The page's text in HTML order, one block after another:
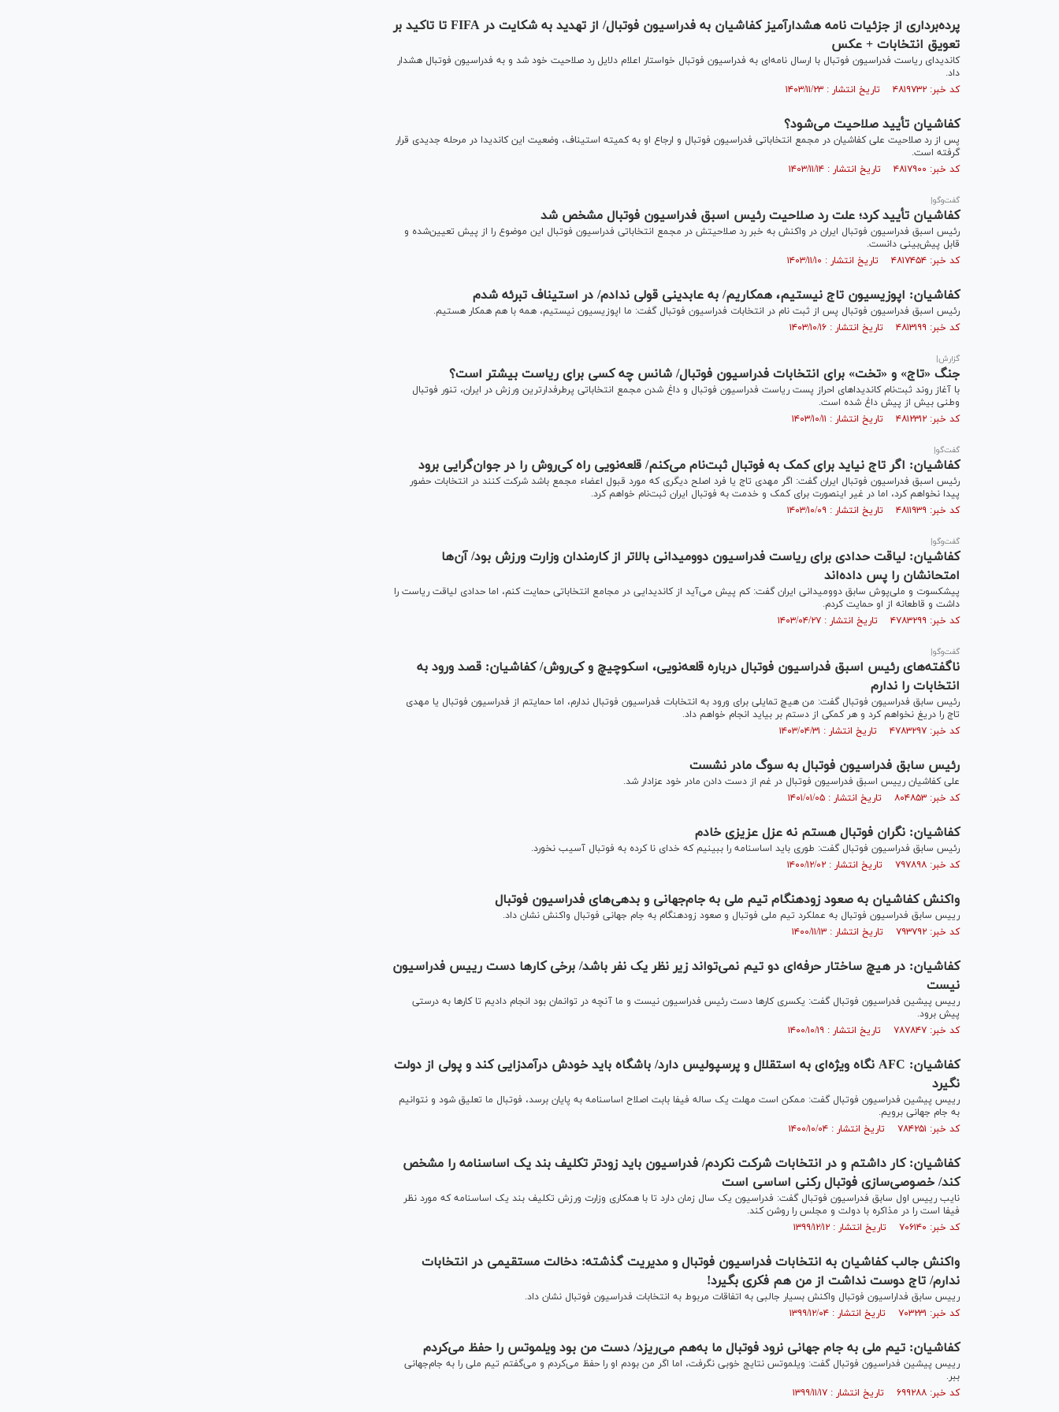
پرده‌برداری از جزئیات نامه هشدارآمیز کفاشیان به فدراسیون فوتبال/ از تهدید به شکایت در FIFA تا تاکید بر
تعویق انتخابات + عکس
کاندیدای ریاست فدراسیون فوتبال با ارسال نامه‌ای به فدراسیون فوتبال خواستار اعلام دلایل رد صلاحیت خود شد و به فدراسیون فوتبال هشدار
داد.
کد خبر: ۴۸۱۹۷۳۲ تاریخ انتشار : ۱۴۰۳/۱۱/۲۳
کفاشیان تأیید صلاحیت می‌شود؟
پس از رد صلاحیت علی کفاشیان در مجمع انتخاباتی فدراسیون فوتبال و ارجاع او به کمیته استیناف، وضعیت این کاندیدا در مرحله جدیدی قرار
گرفته است.
کد خبر: ۴۸۱۷۹۰۰ تاریخ انتشار : ۱۴۰۳/۱۱/۱۴
گفت‌وگو|
کفاشیان تأیید کرد؛ علت رد صلاحیت رئیس اسبق فدراسیون فوتبال مشخص شد
رئیس اسبق فدراسیون فوتبال ایران در واکنش به خبر رد صلاحیتش در مجمع انتخاباتی فدراسیون فوتبال این موضوع را از پیش تعیین‌شده و
قابل پیش‌بینی دانست.
کد خبر: ۴۸۱۷۴۵۴ تاریخ انتشار : ۱۴۰۳/۱۱/۱۰
کفاشیان: اپوزیسیون تاج نیستیم، همکاریم/ به عابدینی قولی ندادم/ در استیناف تبرئه شدم
رئیس اسبق فدراسیون فوتبال پس از ثبت نام در انتخابات فدراسیون فوتبال گفت: ما اپوزیسیون نیستیم، همه با هم همکار هستیم.
کد خبر: ۴۸۱۳۱۹۹ تاریخ انتشار : ۱۴۰۳/۱۰/۱۶
گزارش|
جنگ «تاج» و «تخت» برای انتخابات فدراسیون فوتبال/ شانس چه کسی برای ریاست بیشتر است؟
با آغاز روند ثبت‌نام کاندیداهای احراز پست ریاست فدراسیون فوتبال و داغ شدن مجمع انتخاباتی پرطرفدارترین ورزش در ایران، تنور فوتبال
وطنی بیش از پیش داغ شده است.
کد خبر: ۴۸۱۲۳۱۲ تاریخ انتشار : ۱۴۰۳/۱۰/۱۱
گفت‌گو|
کفاشیان: اگر تاج نیاید برای کمک به فوتبال ثبت‌نام می‌کنم/ قلعه‌نویی راه کی‌روش را در جوان‌گرایی برود
رئیس اسبق فدراسیون فوتبال ایران گفت: اگر مهدی تاج یا فرد اصلح دیگری که مورد قبول اعضاء مجمع باشد شرکت کنند در انتخابات حضور
پیدا نخواهم کرد، اما در غیر اینصورت برای کمک و خدمت به فوتبال ایران ثبت‌نام خواهم کرد.
کد خبر: ۴۸۱۱۹۳۹ تاریخ انتشار : ۱۴۰۳/۱۰/۰۹
گفت‌وگو|
کفاشیان: لیاقت حدادی برای ریاست فدراسیون دوومیدانی بالاتر از کارمندان وزارت ورزش بود/ آن‌ها
امتحانشان را پس داده‌اند
پیشکسوت و ملی‌پوش سابق دوومیدانی ایران گفت: کم پیش می‌آید از کاندیدایی در مجامع انتخاباتی حمایت کنم، اما حدادی لیاقت ریاست را
داشت و قاطعانه از او حمایت کردم.
کد خبر: ۴۷۸۳۲۹۹ تاریخ انتشار : ۱۴۰۳/۰۴/۲۷
گفت‌وگو|
ناگفته‌های رئیس اسبق فدراسیون فوتبال درباره قلعه‌نویی، اسکوچیچ و کی‌روش/ کفاشیان: قصد ورود به
انتخابات را ندارم
رئیس سابق فدراسیون فوتبال گفت: من هیچ تمایلی برای ورود به انتخابات فدراسیون فوتبال ندارم، اما حمایتم از فدراسیون فوتبال یا مهدی
تاج را دریغ نخواهم کرد و هر کمکی از دستم بر بیاید انجام خواهم داد.
کد خبر: ۴۷۸۳۲۹۷ تاریخ انتشار : ۱۴۰۳/۰۴/۳۱
رئیس سابق فدراسیون فوتبال به سوگ مادر نشست
علی کفاشیان رییس اسبق فدراسیون فوتبال در غم از دست دادن مادر خود عزادار شد.
کد خبر: ۸۰۴۸۵۳ تاریخ انتشار : ۱۴۰۱/۰۱/۰۵
کفاشیان: نگران فوتبال هستم نه عزل عزیزی خادم
رئیس سابق فدراسیون فوتبال گفت: طوری باید اساسنامه را ببینیم که خدای نا کرده به فوتبال آسیب نخورد.
کد خبر: ۷۹۷۸۹۸ تاریخ انتشار : ۱۴۰۰/۱۲/۰۲
واکنش کفاشیان به صعود زودهنگام تیم ملی به جام‌جهانی و بدهی‌های فدراسیون فوتبال
رییس سابق فدراسیون فوتبال به عملکرد تیم ملی فوتبال و صعود زودهنگام به جام جهانی فوتبال واکنش نشان داد.
کد خبر: ۷۹۳۷۹۲ تاریخ انتشار : ۱۴۰۰/۱۱/۱۳
کفاشیان: در هیچ ساختار حرفه‌ای دو تیم نمی‌تواند زیر نظر یک نفر باشد/ برخی کار‌ها دست رییس فدراسیون
نیست
رییس پیشین فدراسیون فوتبال گفت: یکسری کار‌ها دست رئیس فدراسیون نیست و ما آنچه در توانمان بود انجام دادیم تا کار‌ها به درستی
پیش برود.
کد خبر: ۷۸۷۸۴۷ تاریخ انتشار : ۱۴۰۰/۱۰/۱۹
کفاشیان: AFC نگاه ویژه‌ای به استقلال و پرسپولیس دارد/ باشگاه باید خودش درآمدزایی کند و پولی از دولت
نگیرد
رییس پیشین فدراسیون فوتبال گفت: ممکن است مهلت یک ساله فیفا بابت اصلاح اساسنامه به پایان برسد، فوتبال ما تعلیق شود و نتوانیم
به جام جهانی برویم.
کد خبر: ۷۸۴۲۵۱ تاریخ انتشار : ۱۴۰۰/۱۰/۰۴
کفاشیان: کار داشتم و در انتخابات شرکت نکردم/ فدراسیون باید زودتر تکلیف بند یک اساسنامه را مشخص
کند/ خصوصی‌سازی فوتبال رکنی اساسی است
نایب رییس اول سابق فدراسیون فوتبال گفت: فدراسیون یک سال زمان دارد تا با همکاری وزارت ورزش تکلیف بند یک اساسنامه که مورد نظر
فیفا است را در مذاکره با دولت و مجلس را روشن کند.
کد خبر: ۷۰۶۱۴۰ تاریخ انتشار : ۱۳۹۹/۱۲/۱۲
واکنش جالب کفاشیان به انتخابات فدراسیون فوتبال و مدیریت گذشته: دخالت مستقیمی در انتخابات
ندارم/ تاج دوست نداشت از من هم فکری بگیرد!
رییس سابق فداراسیون فوتبال واکنش بسیار جالبی به اتفاقات مربوط به انتخابات فدراسیون فوتبال نشان داد.
کد خبر: ۷۰۳۲۳۱ تاریخ انتشار : ۱۳۹۹/۱۲/۰۴
کفاشیان: تیم ملی به جام جهانی نرود فوتبال ما به‌هم می‌ریزد/ دست من بود ویلموتس را حفظ می‌کردم
رییس پیشین فدراسیون فوتبال گفت: ویلموتس نتایج خوبی نگرفت، اما اگر من بودم او را حفظ می‌کردم و می‌گفتم تیم ملی را به جام‌جهانی
ببر.
کد خبر: ۶۹۹۲۸۸ تاریخ انتشار : ۱۳۹۹/۱۱/۱۷